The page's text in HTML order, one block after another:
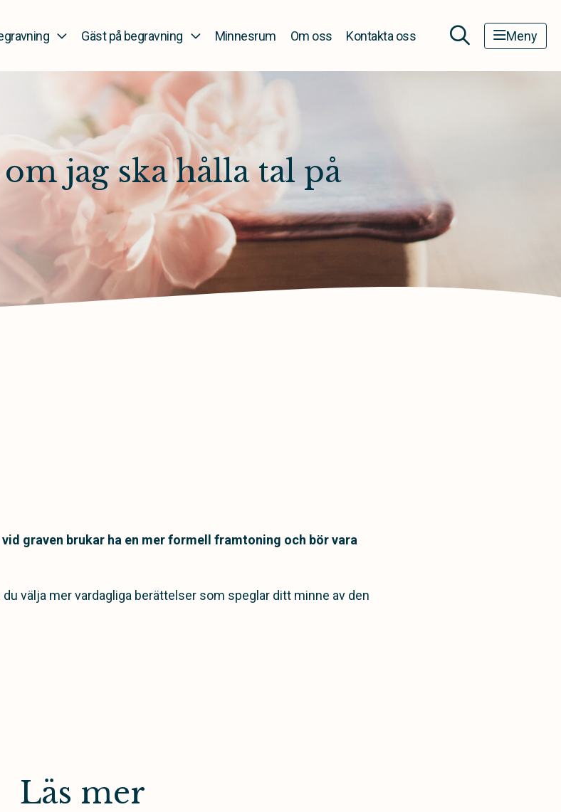
Gäst på begravning Minnesrum Om oss Kontakta oss Meny
jag ska hålla tal på
graven brukar ha en mer formell framtoning och bör vara
välja mer vardagliga berättelser som speglar ditt minne av den
Läs mer